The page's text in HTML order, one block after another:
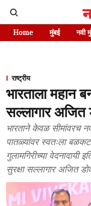
Home मुंबई नवी
राष्ट्रीय
भारताला महान
सल्लागार अजित
भारताने केवळ सीमांवरच
पातळ्यांवर स्वतःला
गुलामगिरीच्या वेदनादायी
सुरक्षा सल्लागार अजित